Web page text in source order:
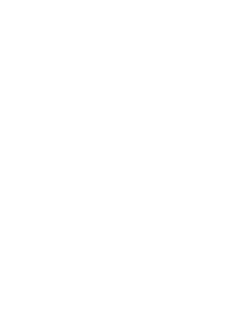
款」的支付方式。 讓您購物簡單
需儲值。
結帳。
，將跳轉至「AFTEE先享後付」
即可完成結帳。
簡訊。
視為交易完成。
費